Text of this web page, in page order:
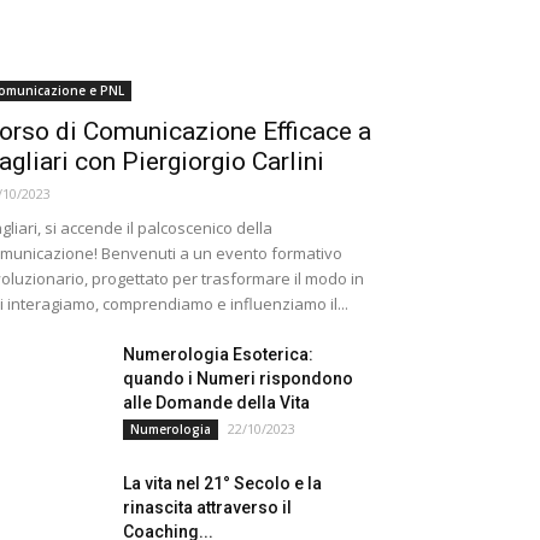
e PNL
di Comunicazione Efficace a
con Piergiorgio Carlini
2023
si accende il palcoscenico della
Benvenuti a un evento formativo
progettato per trasformare il modo in
interagiamo, comprendiamo e influenziamo il...
Numerologia Esoterica:
quando i Numeri rispondono
alle Domande della Vita
Numerologia 22/10/2023
La vita nel 21° Secolo e la
rinascita attraverso il
Coaching...